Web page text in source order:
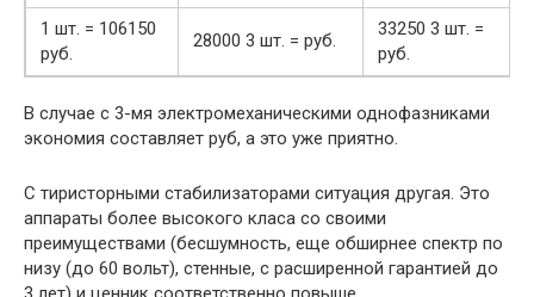
1 шт. = 106150
руб.
28000 3 шт. = руб.
33250 3 шт. =
руб.
В случае с 3-мя электромеханическими однофазниками
экономия составляет руб, а это уже приятно.
С тиристорными стабилизаторами ситуация другая. Это
аппараты более высокого класа со своими
преимуществами (бесшумность, еще обширнее спектр по
низу (до 60 вольт), стенные, с расширенной гарантией до